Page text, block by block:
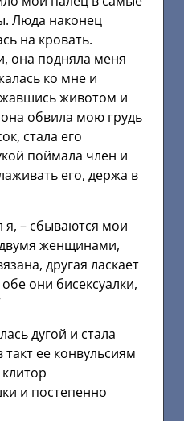
Люда наконец
на кровать.
она подняла меня
ко мне и
животом и
обвила мою грудь
стала его
поймала член и
его, держа в
я, – сбываются мои
женщинами,
другая ласкает
они бисексуалки,
дугой и стала
ее конвульсиям
и постепенно